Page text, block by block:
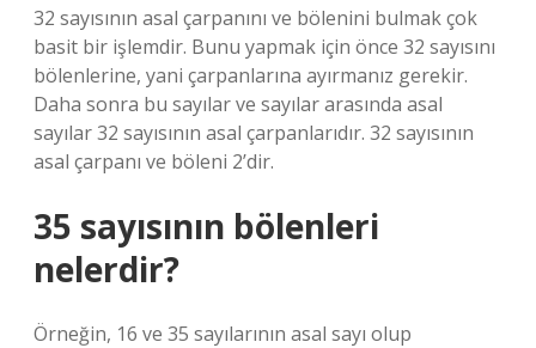
32 sayısının asal çarpanını ve bölenini bulmak çok
basit bir işlemdir. Bunu yapmak için önce 32 sayısını
bölenlerine, yani çarpanlarına ayırmanız gerekir.
Daha sonra bu sayılar ve sayılar arasında asal
sayılar 32 sayısının asal çarpanlarıdır. 32 sayısının
asal çarpanı ve böleni 2’dir.
35 sayısının bölenleri
nelerdir?
Örneğin, 16 ve 35 sayılarının asal sayı olup